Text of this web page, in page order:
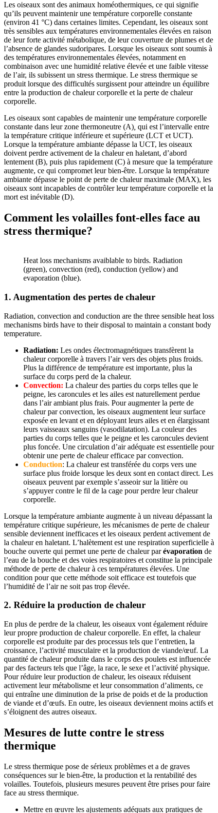
Les oiseaux sont des animaux homéothermiques, ce qui signifie
qu’ils peuvent maintenir une température corporelle constante
(environ 41 °C) dans certaines limites. Cependant, les oiseaux sont
très sensibles aux températures environnementales élevées en raison
de leur forte activité métabolique, de leur couverture de plumes et de
l’absence de glandes sudoripares. Lorsque les oiseaux sont soumis à
des températures environnementales élevées, notamment en
combinaison avec une humidité relative élevée et une faible vitesse
de l’air, ils subissent un stress thermique. Le stress thermique se
produit lorsque des difficultés surgissent pour atteindre un équilibre
entre la production de chaleur corporelle et la perte de chaleur
corporelle.
Les oiseaux sont capables de maintenir une température corporelle
constante dans leur zone thermoneutre (A) qui est l’intervalle entre
la température critique inférieure et supérieure (LCT et UCT).
Lorsque la température ambiante dépasse la UCT, les oiseaux
doivent perdre activement de la chaleur en haletant, d’abord
lentement (B), puis plus rapidement (C) à mesure que la température
augmente, ce qui compromet leur bien-être. Lorsque la température
ambiante dépasse le point de perte de chaleur maximale (MAX), les
oiseaux sont incapables de contrôler leur température corporelle et la
mort est inévitable (D).
Comment les volailles font-elles face au
stress thermique?
Heat loss mechanisms avaiblable to birds. Radiation
(green), convection (red), conduction (yellow) and
evaporation (blue).
1. Augmentation des pertes de chaleur
Radiation, convection and conduction are the three sensible heat loss
mechanisms birds have to their disposal to maintain a constant body
temperature.
Radiation: Les ondes électromagnétiques transfèrent la
chaleur corporelle à travers l’air vers des objets plus froids.
Plus la différence de température est importante, plus la
surface du corps perd de la chaleur.
Convection: La chaleur des parties du corps telles que le
peigne, les caroncules et les ailes est naturellement perdue
dans l’air ambiant plus frais. Pour augmenter la perte de
chaleur par convection, les oiseaux augmentent leur surface
exposée en levant et en déployant leurs ailes et en élargissant
leurs vaisseaux sanguins (vasodilatation). La couleur des
parties du corps telles que le peigne et les caroncules devient
plus foncée. Une circulation d’air adéquate est essentielle pour
obtenir une perte de chaleur efficace par convection.
Conduction: La chaleur est transférée du corps vers une
surface plus froide lorsque les deux sont en contact direct. Les
oiseaux peuvent par exemple s’asseoir sur la litière ou
s’appuyer contre le fil de la cage pour perdre leur chaleur
corporelle.
Lorsque la température ambiante augmente à un niveau dépassant la
température critique supérieure, les mécanismes de perte de chaleur
sensible deviennent inefficaces et les oiseaux perdent activement de
la chaleur en haletant. L’halètement est une respiration superficielle à
bouche ouverte qui permet une perte de chaleur parévaporation de
l’eau de la bouche et des voies respiratoires et constitue la principale
méthode de perte de chaleur à ces températures élevées. Une
condition pour que cette méthode soit efficace est toutefois que
l’humidité de l’air ne soit pas trop élevée.
2. Réduire la production de chaleur
En plus de perdre de la chaleur, les oiseaux vont également réduire
leur propre production de chaleur corporelle. En effet, la chaleur
corporelle est produite par des processus tels que l’entretien, la
croissance, l’activité musculaire et la production de viande/œuf. La
quantité de chaleur produite dans le corps des poulets est influencée
par des facteurs tels que l’âge, la race, le sexe et l’activité physique.
Pour réduire leur production de chaleur, les oiseaux réduisent
activement leur métabolisme et leur consommation d’aliments, ce
qui entraîne une diminution de la prise de poids et de la production
de viande et d’œufs. En outre, les oiseaux deviennent moins actifs et
s’éloignent des autres oiseaux.
Mesures de lutte contre le stress
thermique
Le stress thermique pose de sérieux problèmes et a de graves
conséquences sur le bien-être, la production et la rentabilité des
volailles. Toutefois, plusieurs mesures peuvent être prises pour faire
face au stress thermique.
Mettre en œuvre les ajustements adéquats aux pratiques de